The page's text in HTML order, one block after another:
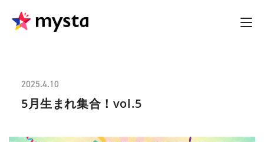
2025.4.10
5月生まれ集合！vol.5